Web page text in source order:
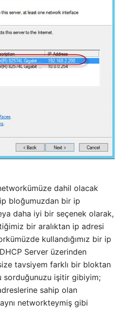
dahil olacak
ip bloğumuzdan bir ip
daha iyi bir seçenek olarak,
bir aralıktan ip adresi
kullandığımız bir ip
Server üzerinden
tavsiyem farklı bir bloktan
sorduğunuzu işitir gibiyim;
sahip olan
networkteymiş gibi